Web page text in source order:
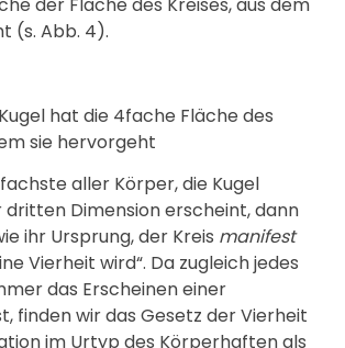
der Fläche des Kreises, aus dem
(s. Abb. 4).
hat die 4fache Fläche des
sie hervorgeht
aller Körper, die Kugel
Dimension erscheint, dann
ihr Ursprung, der Kreis manifest
Vierheit wird“. Da zugleich jedes
das Erscheinen einer
finden wir das Gesetz der Vierheit
im Urtyp des Körperhaften als